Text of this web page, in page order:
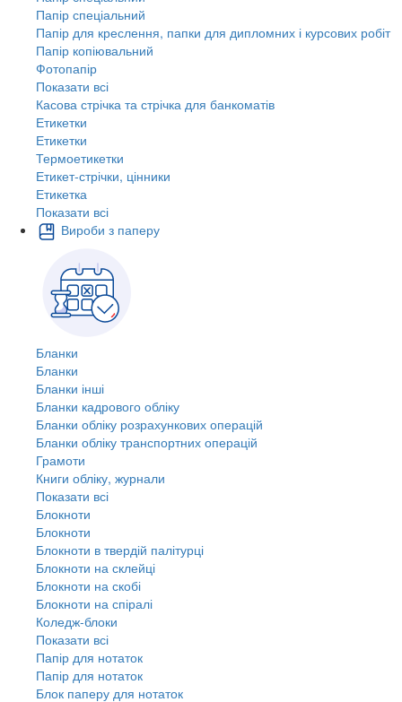
Папір спеціальний
Папір для креслення, папки для дипломних і курсових робіт
Папір копіювальний
Фотопапір
Показати всі
Касова стрічка та стрічка для банкоматів
Етикетки
Етикетки
Термоетикетки
Етикет-стрічки, цінники
Етикетка
Показати всі
Вироби з паперу
Бланки
Бланки
Бланки інші
Бланки кадрового обліку
Бланки обліку розрахункових операцій
Бланки обліку транспортних операцій
Грамоти
Книги обліку, журнали
Показати всі
Блокноти
Блокноти
Блокноти в твердій палітурці
Блокноти на склейці
Блокноти на скобі
Блокноти на спіралі
Коледж-блоки
Показати всі
Папір для нотаток
Папір для нотаток
Блок паперу для нотаток